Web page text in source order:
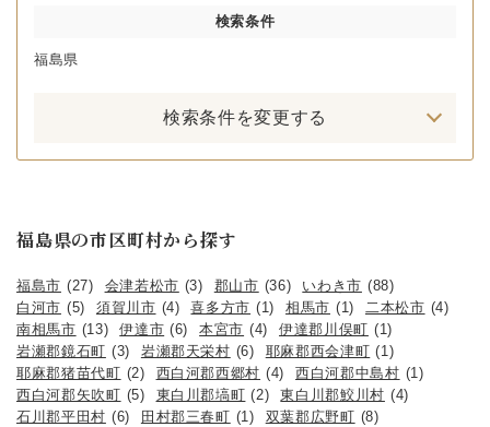
検索条件
福島県
検索条件を変更する
福島県の市区町村から探す
福島市 (27) 会津若松市 (3) 郡山市 (36) いわき市 (88)
白河市 (5) 須賀川市 (4) 喜多方市 (1) 相馬市 (1) 二本松市 (4)
南相馬市 (13) 伊達市 (6) 本宮市 (4) 伊達郡川俣町 (1)
岩瀬郡鏡石町 (3) 岩瀬郡天栄村 (6) 耶麻郡西会津町 (1)
耶麻郡猪苗代町 (2) 西白河郡西郷村 (4) 西白河郡中島村 (1)
西白河郡矢吹町 (5) 東白川郡塙町 (2) 東白川郡鮫川村 (4)
石川郡平田村 (6) 田村郡三春町 (1) 双葉郡広野町 (8)